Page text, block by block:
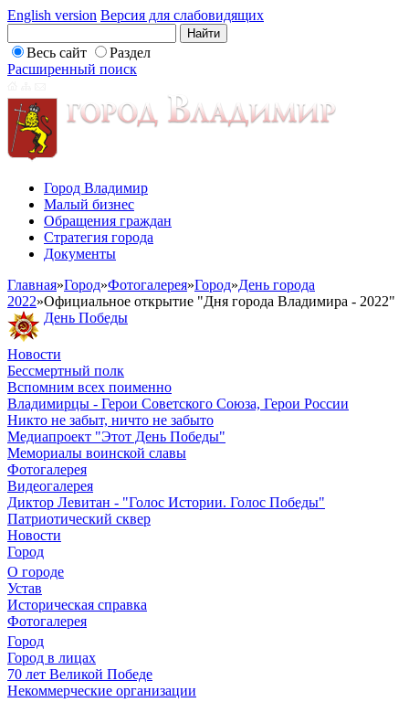
English version Версия для слабовидящих
Весь сайт
Раздел
Расширенный поиск
Город Владимир
Малый бизнес
Обращения граждан
Стратегия города
Документы
Главная»Город»Фотогалерея»Город»День города
2022»Официальное открытие "Дня города Владимира - 2022"
День Победы
Новости
Бессмертный полк
Вспомним всех поименно
Владимирцы - Герои Советского Союза, Герои России
Никто не забыт, ничто не забыто
Медиапроект "Этот День Победы"
Мемориалы воинской славы
Фотогалерея
Видеогалерея
Диктор Левитан - "Голос Истории. Голос Победы"
Патриотический сквер
Новости
Город
О городе
Устав
Историческая справка
Фотогалерея
Город
Город в лицах
70 лет Великой Победе
Некоммерческие организации